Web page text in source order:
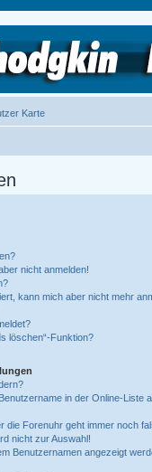
Karte
nicht anmelden!
kann mich aber nicht mehr
löschen“-Funktion?
in der Online-Liste
die Forenuhr geht immer noch
nicht zur Auswahl!
Benutzernamen angezeigt